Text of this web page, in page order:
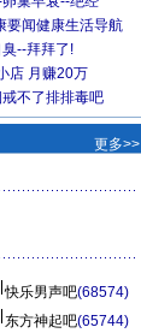
要闻健康生活导航
--拜拜了!
店 月赚20万
不了排排毒吧
更多>>
快乐男声吧(68574)
东方神起吧(65744)